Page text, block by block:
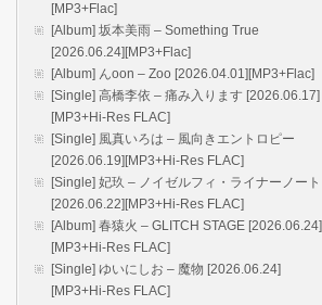
[MP3+Flac]
[Album] 坂本美雨 – Something True
[2026.06.24][MP3+Flac]
[Album] んoon – Zoo [2026.04.01][MP3+Flac]
[Single] 高橋李依 – 痛み入ります [2026.06.17]
[MP3+Hi-Res FLAC]
[Single] 風真いろは – 風向きエントロピー
[2026.06.19][MP3+Hi-Res FLAC]
[Single] 妃玖 – ノイゼルフィ・ライナーノート
[2026.06.22][MP3+Hi-Res FLAC]
[Album] 春猿火 – GLITCH STAGE [2026.06.24]
[MP3+Hi-Res FLAC]
[Single] ゆいにしお – 魔物 [2026.06.24]
[MP3+Hi-Res FLAC]